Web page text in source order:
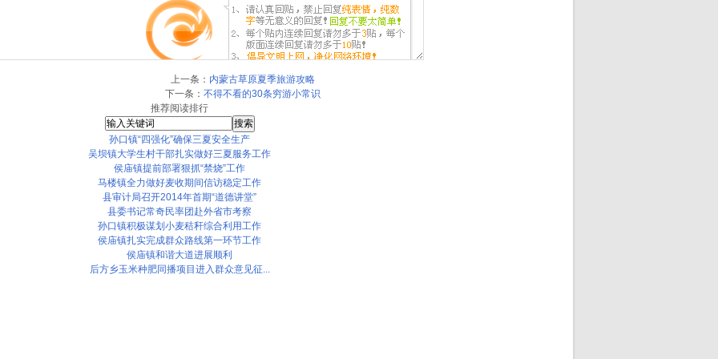
上一条： 内蒙古草原夏季旅游攻略
下一条：不得不看的30条穷游小常识
推荐阅读排行
孙口镇“四强化”确保三夏安全生产
吴坝镇大学生村干部扎实做好三夏服务工作
侯庙镇提前部署狠抓“禁烧”工作
马楼镇全力做好麦收期间信访稳定工作
县审计局召开2014年首期“道德讲堂”
县委书记常奇民率团赴外省市考察
孙口镇积极谋划小麦秸秆综合利用工作
侯庙镇扎实完成群众路线第一环节工作
侯庙镇和谐大道进展顺利
后方乡玉米种肥同播项目进入群众意见征...